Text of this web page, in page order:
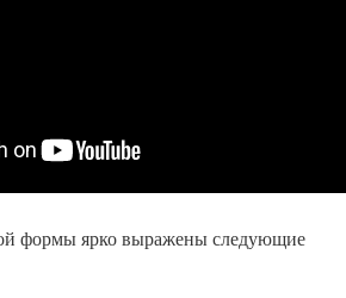
формы ярко выражены следующие